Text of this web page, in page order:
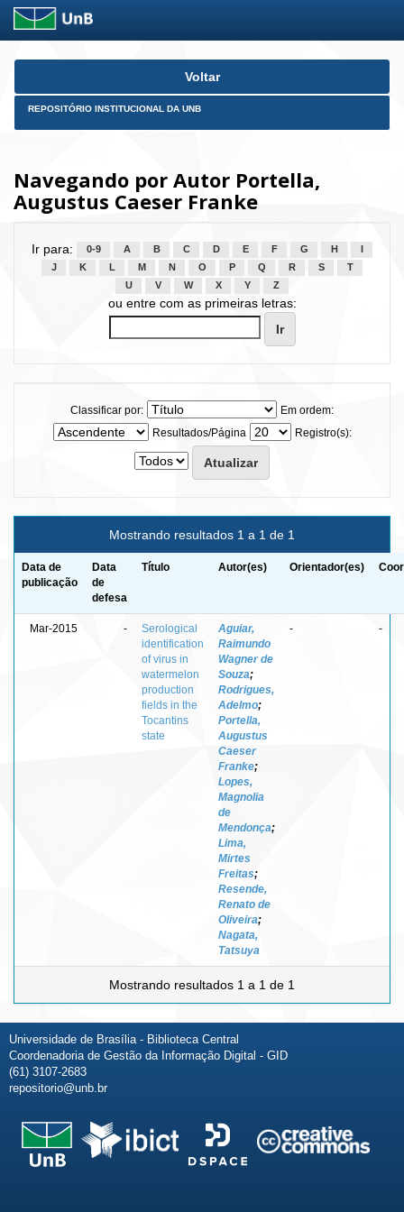
Skip
Voltar
REPOSITÓRIO INSTITUCIONAL DA UNB
Navegando por Autor Portella,
Augustus Caeser Franke
Ir para: 0-9 A B C D E F G H
J
K L M N O P Q R S
T
U
V W X Y Z
ou entre com as primeiras letras:
Classificar por:
Em ordem:
Resultados/Página
Registro(s):
Mostrando resultados 1 a 1 de 1
Data de
publicação
Data
de
defesa
Título Autor(es) Orientador(es)
Mar-2015 -
Serological
identification
of virus in
watermelon
production
fields in the
Tocantins
state
Aguiar,
Raimundo
Wagner de
Souza;
Rodrigues,
Adelmo;
Portella,
Augustus
Caeser
Franke;
Lopes,
Magnolia
de
Mendonça;
Lima,
Mirtes
Freitas;
Resende,
Renato de
Oliveira;
Nagata,
Tatsuya
- -
Mostrando resultados 1 a 1 de 1
Universidade de Brasília - Biblioteca Central
Coordenadoria de Gestão da Informação Digital - GID
(61) 3107-2683
repositorio@unb.br